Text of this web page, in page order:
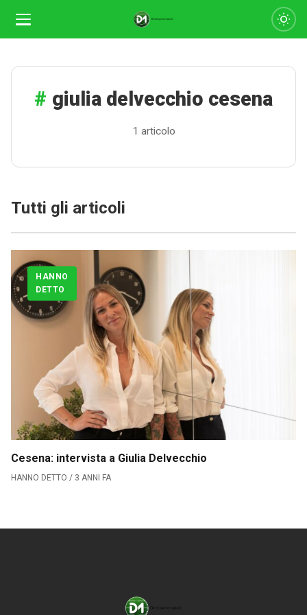
Calciomercato
CLASSIFICA
Serie B
CLASSIFICA SERIE B
Contatti
Collabora con noi
giulia delvecchio cesena
1 articolo
Tutti gli articoli
HANNO
DETTO
Cesena: intervista a Giulia Delvecchio
HANNO DETTO / 3 ANNI FA